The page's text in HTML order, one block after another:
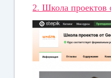
2. Школа проектов